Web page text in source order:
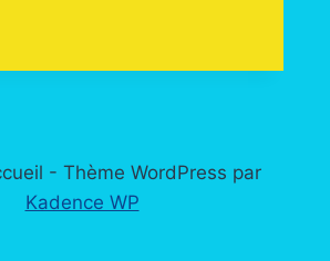
- Thème WordPress par
Kadence WP